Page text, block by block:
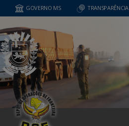
GOVERNO MS TRANSPARÊNCIA